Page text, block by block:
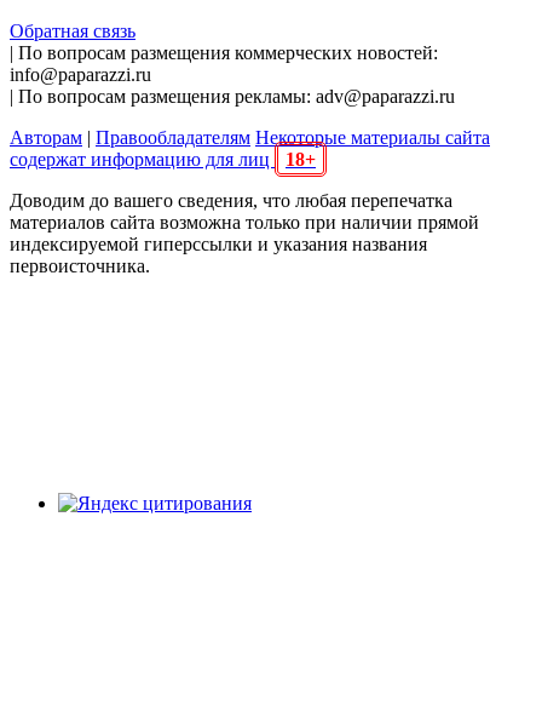
Обратная связь
| По вопросам размещения коммерческих новостей:
info@paparazzi.ru
| По вопросам размещения рекламы: adv@paparazzi.ru
Авторам | Правообладателям Некоторые материалы сайта
содержат информацию для лиц
18+
Доводим до вашего сведения, что любая перепечатка
материалов сайта возможна только при наличии прямой
индексируемой гиперссылки и указания названия
первоисточника.